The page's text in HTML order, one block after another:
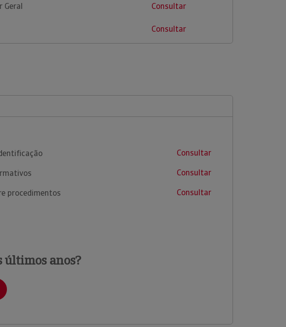
Geral Consultar
Consultar
Consultar
Consultar
procedimentos
Consultar
últimos anos?